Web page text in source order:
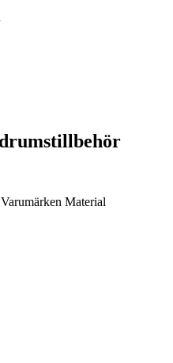
Varumärken Material